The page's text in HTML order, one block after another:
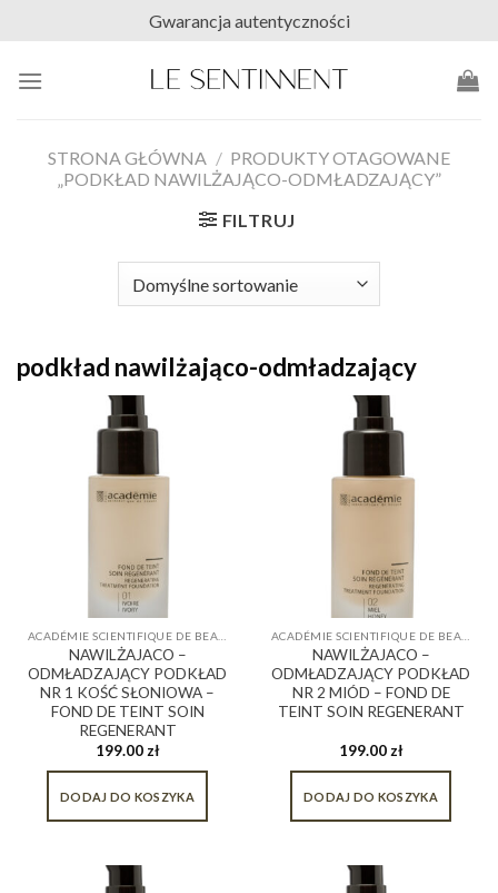
content
Gwarancja autentyczności
STRONA GŁÓWNA / PRODUKTY OTAGOWANE
„PODKŁAD NAWILŻAJĄCO-ODMŁADZAJĄCY”
FILTRUJ
podkład nawilżająco-odmładzający
NAWILŻAJACO –
ODMŁADZAJĄCY PODKŁAD
NR 1 KOŚĆ SŁONIOWA –
FOND DE TEINT SOIN
REGENERANT
199.00zł
DODAJ DO KOSZYKA
NAWILŻAJACO –
ODMŁADZAJĄCY PODKŁAD
NR 2 MIÓD – FOND DE
TEINT SOIN REGENERANT
199.00zł
DODAJ DO KOSZYKA